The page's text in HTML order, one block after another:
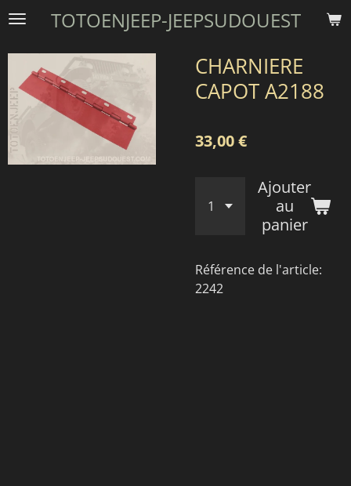
Passer
contenu
principal
TOTOENJEEP-JEEPSUDOUEST
CHARNIERE
CAPOT A2188
33,00 €
Ajouter
au
panier
Référence de l'article:
2242